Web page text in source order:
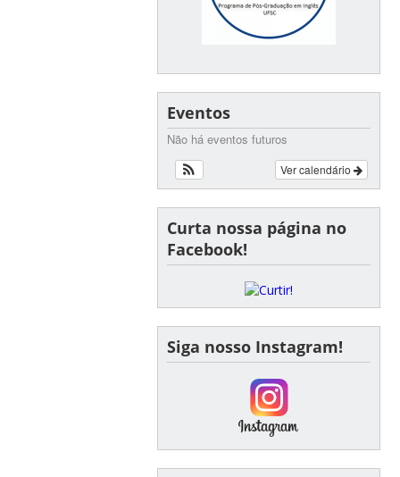
Eventos
Não há eventos futuros
Ver calendário
Curta nossa página no
Facebook!
Siga nosso Instagram!